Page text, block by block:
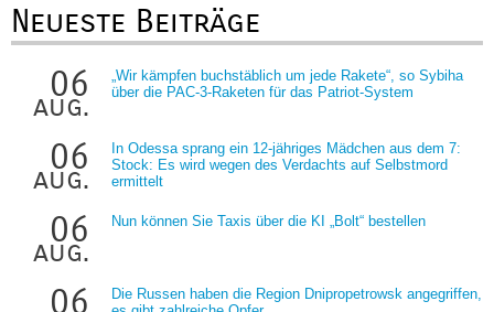
Neueste Beiträge
06
aug.
„Wir kämpfen buchstäblich um jede Rakete“, so Sybiha
über die PAC-3-Raketen für das Patriot-System
06
aug.
In Odessa sprang ein 12-jähriges Mädchen aus dem 7:
Stock: Es wird wegen des Verdachts auf Selbstmord
ermittelt
06
aug.
Nun können Sie Taxis über die KI „Bolt“ bestellen
06
Die Russen haben die Region Dnipropetrowsk angegriffen,